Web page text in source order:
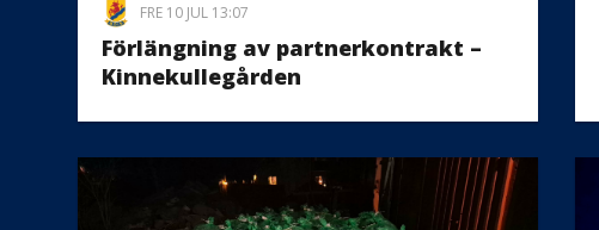
FRE 10 JUL 13:07
Förlängning av partnerkontrakt –
Kinnekullegården